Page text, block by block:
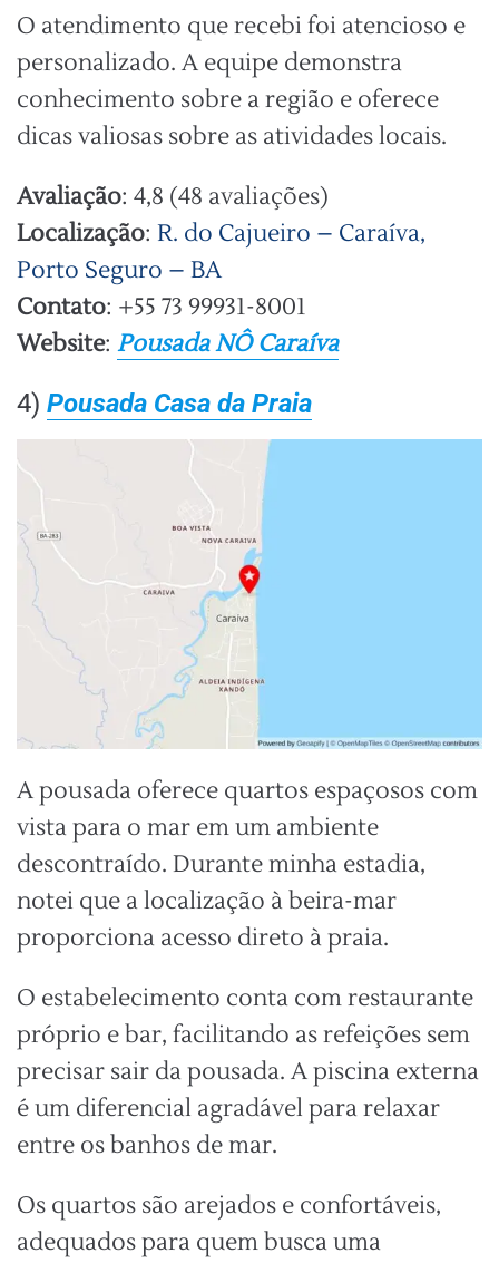
O atendimento que recebi foi atencioso e
personalizado. A equipe demonstra
conhecimento sobre a região e oferece
dicas valiosas sobre as atividades locais.
Avaliação: 4,8 (48 avaliações)
Localização: R. do Cajueiro – Caraíva,
Porto Seguro – BA
Contato: +55 73 99931-8001
Website: Pousada NÔ Caraíva
4) Pousada Casa da Praia
A pousada oferece quartos espaçosos com
vista para o mar em um ambiente
descontraído. Durante minha estadia,
notei que a localização à beira-mar
proporciona acesso direto à praia.
O estabelecimento conta com restaurante
próprio e bar, facilitando as refeições sem
precisar sair da pousada. A piscina externa
é um diferencial agradável para relaxar
entre os banhos de mar.
Os quartos são arejados e confortáveis,
adequados para quem busca uma